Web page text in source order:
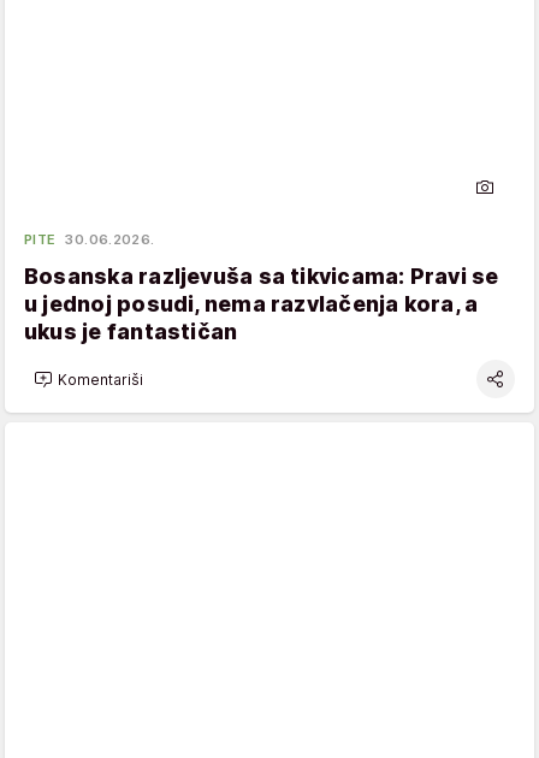
PITE 30.06.2026.
Bosanska razljevuša sa tikvicama: Pravi se
u jednoj posudi, nema razvlačenja kora, a
ukus je fantastičan
Komentariši